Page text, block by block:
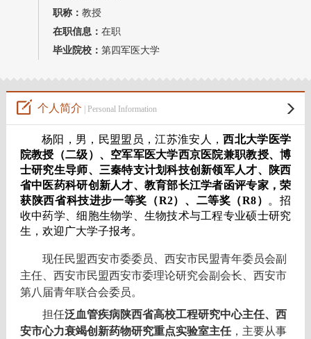
职称： 教授
在职信息： 在职
毕业院校： 第四军医大学
个人简介 | Personal Information
杨阳，男，民盟盟员，江苏淮安人，西北大学医学
院教授（二级）、空军军医大学西京医院兼职教授、博
士研究生导师、三秦特支计划科技创新领军人才、陕西
省中医药科研创新人才、教育部长江学者函评专家，荣
获陕西省科技进步一等奖（R2）、二等奖（R8） 。招
收中药学、细胞生物学、生物技术与工程专业硕士研究
生，欢迎广大学子报考。
现任民盟西安市委委员、西安市民盟青年委员会副
主任、西安市民盟西安市委理论研究会副会长、西安市
第八届青年联合会委员。
担任泛血管疾病陕西省高校工程研究中心主任、西
安市心力衰竭创新药物研究重点实验室主任，主要从事